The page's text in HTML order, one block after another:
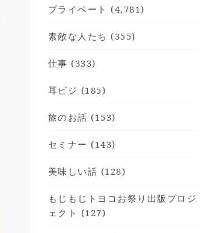
プライベート (4,781)
素敵な人たち (355)
仕事 (333)
耳ビジ (185)
旅のお話 (153)
セミナー (143)
美味しい話 (128)
もじもじトヨコお祭り出版プロジ
ェクト (127)